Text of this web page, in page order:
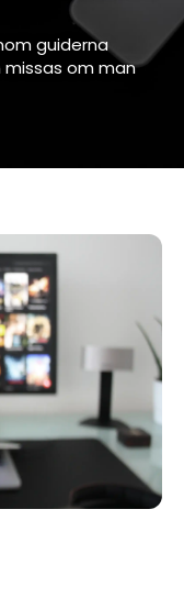
guiderna
om man